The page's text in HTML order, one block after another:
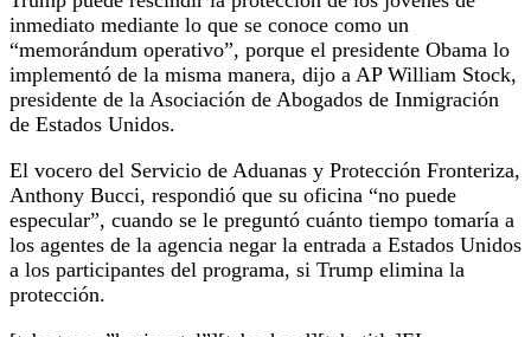
inmediato mediante lo que se conoce como un
“memorándum operativo”, porque el presidente Obama lo
implementó de la misma manera, dijo a AP William Stock,
presidente de la Asociación de Abogados de Inmigración
de Estados Unidos.
El vocero del Servicio de Aduanas y Protección Fronteriza,
Anthony Bucci, respondió que su oficina “no puede
especular”, cuando se le preguntó cuánto tiempo tomaría a
los agentes de la agencia negar la entrada a Estados Unidos
a los participantes del programa, si Trump elimina la
protección.